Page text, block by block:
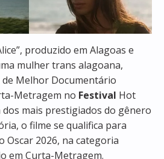
produzido em Alagoas e
mulher trans alagoana,
Melhor Documentário
Metragem no Festival Hot
dos mais prestigiados do gênero
o filme se qualifica para
Oscar 2026, na categoria
em Curta-Metragem.